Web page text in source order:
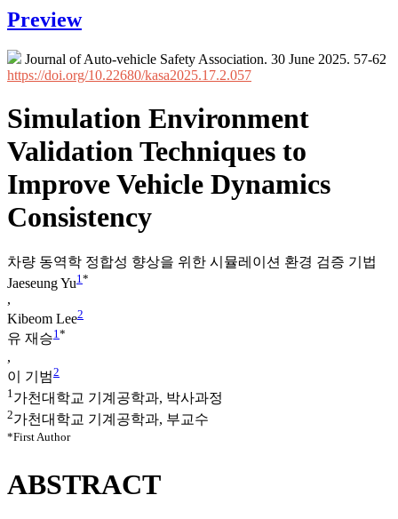
Preview
Journal of Auto-vehicle Safety Association. 30 June 2025. 57-62
https://doi.org/10.22680/kasa2025.17.2.057
Simulation Environment
Validation Techniques to
Improve Vehicle Dynamics
Consistency
차량 동역학 정합성 향상을 위한 시뮬레이션 환경 검증 기법
Jaeseung Yu1 *
,
Kibeom Lee2
유 재승1*
,
이 기범2
1 가천대학교 기계공학과, 박사과정
2가천대학교 기계공학과, 부교수
*First Author
ABSTRACT